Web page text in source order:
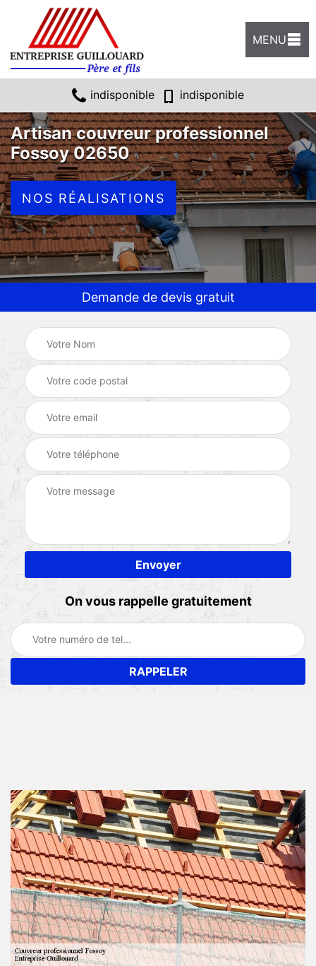
MENU
indisponible indisponible
Artisan couvreur professionnel
Fossoy 02650
NOS RÉALISATIONS
Demande de devis gratuit
On vous rappelle gratuitement